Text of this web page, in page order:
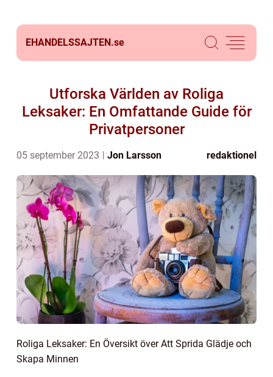
EHANDELSSAJTEN.se
Utforska Världen av Roliga
Leksaker: En Omfattande Guide för
Privatpersoner
05 september 2023 Jon Larsson redaktionel
Roliga Leksaker: En Översikt över Att Sprida Glädje och
Skapa Minnen